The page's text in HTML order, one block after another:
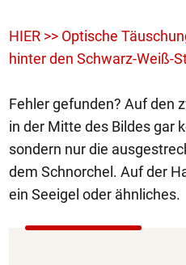
HIER >> Optische
hinter den Schwarz-Weiß-
Fehler gefunden? Auf den
in der Mitte des Bildes gar
sondern nur die
dem Schnorchel. Auf der
ein Seeigel oder ähnliches.